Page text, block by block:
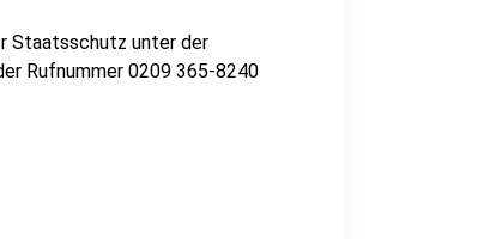
Staatsschutz unter der
Rufnummer 0209 365-8240